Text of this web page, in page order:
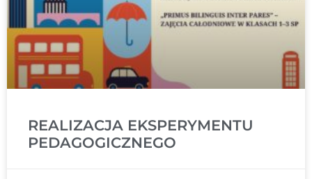
REALIZACJA EKSPERYMENTU
PEDAGOGICZNEGO